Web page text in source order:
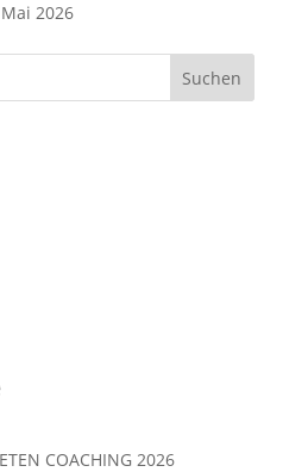
2026
COACHING 2026